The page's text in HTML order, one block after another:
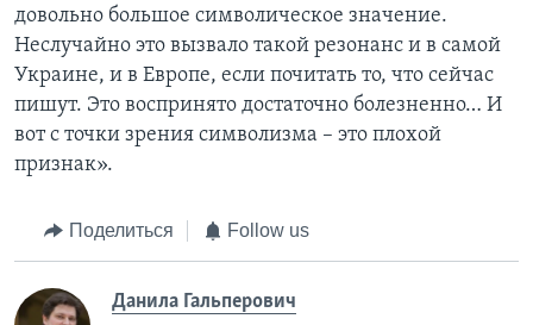
довольно большое символическое значение.
Неслучайно это вызвало такой резонанс и в самой
Украине, и в Европе, если почитать то, что сейчас
пишут. Это воспринято достаточно болезненно… И
вот с точки зрения символизма – это плохой
признак».
Поделиться Follow us
Данила Гальперович